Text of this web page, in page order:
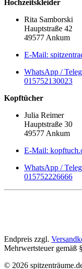
Hochzeitskleider
Rita Samborski
Hauptstraße 42
49577 Ankum
E-Mail:
WhatsApp /
015752130023
Kopftücher
Julia Reimer
Hauptstraße 30
49577 Ankum
E-Mail:
WhatsApp /
015752226666
Endpreis zzgl.
Mehrwertsteuer gemäß
© 2026